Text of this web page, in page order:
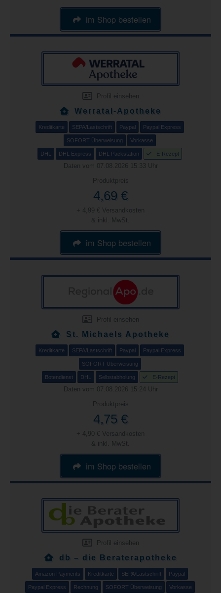
im Shop bestellen
Profil einsehen
Werratal-Apotheke
Kreditkarte SEPA/Lastschrift Paypal Paypal Express
SOFORT Überweisung Vorkasse
DHL DHL Express DHL Packstation E-Rezept
Daten vom 07.08.2026 15:33 Uhr
Produktpreis
4,69 €
+ 4,99 € Versandkosten
& inkl. MwSt.
im Shop bestellen
Profil einsehen
St. Michaels Apotheke
Kreditkarte SEPA/Lastschrift Paypal Paypal Express
SOFORT Überweisung
Botendienst DHL Selbstabholung E-Rezept
Daten vom 07.08.2026 15:24 Uhr
Produktpreis
4,75 €
+ 4,90 € Versandkosten
& inkl. MwSt.
im Shop bestellen
Profil einsehen
db – die Beraterapotheke
Amazon Payments Kreditkarte SEPA/Lastschrift Paypal
Paypal Express Rechnung SOFORT Überweisung Vorkasse